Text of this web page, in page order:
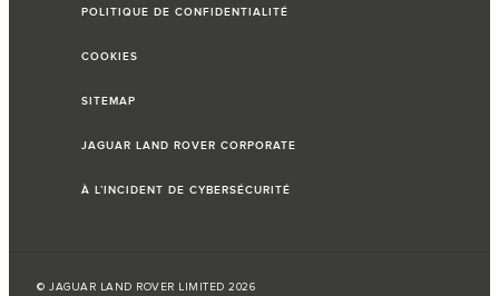
POLITIQUE DE CONFIDENTIALITÉ
COOKIES
SITEMAP
JAGUAR LAND ROVER CORPORATE
À L’INCIDENT DE CYBERSÉCURITÉ
© JAGUAR LAND ROVER LIMITED 2026